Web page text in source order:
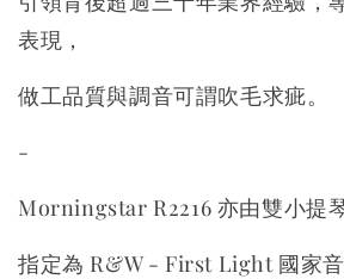
表現，
做工品質與調音可謂吹毛求疵。
-
Morningstar R2216 亦由雙小提
指定為 R&W - First Light 國家